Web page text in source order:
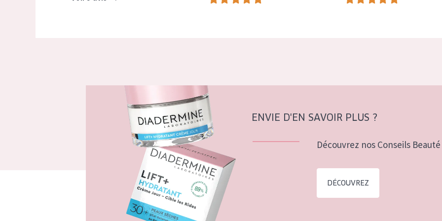
ENVIE D'EN SAVOIR PLUS ?
Découvrez nos Conseils
DÉCOUVREZ